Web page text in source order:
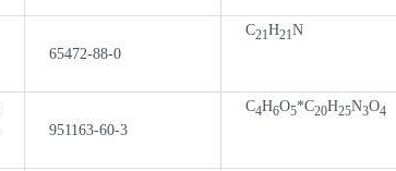
65472-88-0
C21H21N
951163-60-3
C4H6O5*C20H25N3O4